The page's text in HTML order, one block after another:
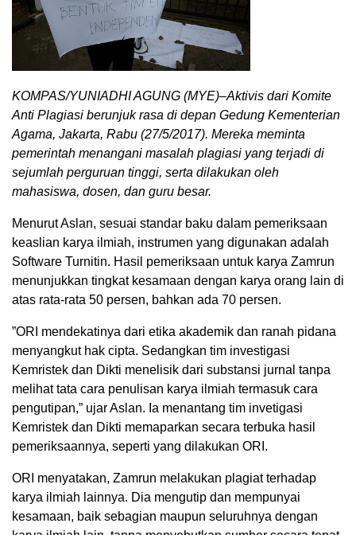
KOMPAS/YUNIADHI AGUNG (MYE)–Aktivis dari Komite
Anti Plagiasi berunjuk rasa di depan Gedung Kementerian
Agama, Jakarta, Rabu (27/5/2017). Mereka meminta
pemerintah menangani masalah plagiasi yang terjadi di
sejumlah perguruan tinggi, serta dilakukan oleh
mahasiswa, dosen, dan guru besar.
Menurut Aslan, sesuai standar baku dalam pemeriksaan
keaslian karya ilmiah, instrumen yang digunakan adalah
Software Turnitin. Hasil pemeriksaan untuk karya Zamrun
menunjukkan tingkat kesamaan dengan karya orang lain di
atas rata-rata 50 persen, bahkan ada 70 persen.
”ORI mendekatinya dari etika akademik dan ranah pidana
menyangkut hak cipta. Sedangkan tim investigasi
Kemristek dan Dikti menelisik dari substansi jurnal tanpa
melihat tata cara penulisan karya ilmiah termasuk cara
pengutipan,” ujar Aslan. Ia menantang tim invetigasi
Kemristek dan Dikti memaparkan secara terbuka hasil
pemeriksaannya, seperti yang dilakukan ORI.
ORI menyatakan, Zamrun melakukan plagiat terhadap
karya ilmiah lainnya. Dia mengutip dan mempunyai
kesamaan, baik sebagian maupun seluruhnya dengan